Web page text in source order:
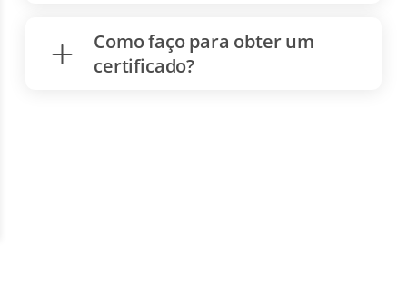
Como faço para obter um
certificado?